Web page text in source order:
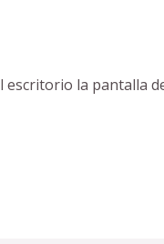
la pantalla